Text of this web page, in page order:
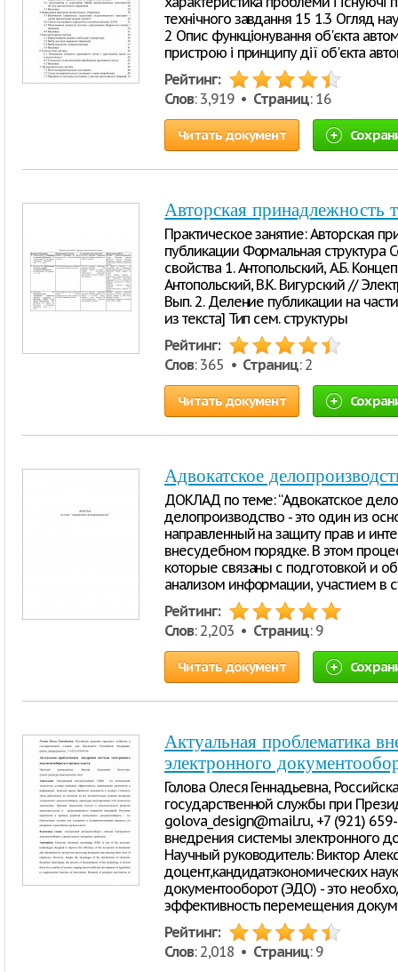
технічного завдання 15 1.3 Огляд
2 Опис функціонування об'єкта
пристрою і принципу дії об'єкта
Рейтинг:
Слов: 3,919 • Страниц: 16
Читать документ
Авторская принадлежность
Практическое занятие: Авторская
публикации Формальная структура
свойства 1. Антопольский, А.Б.
Антопольский, В.К. Вигурский //
Вып. 2. Деление публикации на
из текста] Тип сем. структуры
Рейтинг:
Слов: 365 • Страниц: 2
Читать документ
Адвокатское
ДОКЛАД по теме: “Адвокатское
делопроизводство - это один из
направленный на защиту прав и
внесудебном порядке. В этом
которые связаны с подготовкой и
анализом информации, участием в
Рейтинг:
Слов: 2,203 • Страниц: 9
Читать документ
Актуальная проблематика
электронного
Голова Олеся Геннадьевна,
государственной службы при
golova_design@mail.ru, +7 (921)
внедрения системы электронного
Научный руководитель: Виктор
доцент,кандидатэкономических
документооборот (ЭДО) - это
эффективность перемещения
Рейтинг:
Слов: 2,018 • Страниц: 9